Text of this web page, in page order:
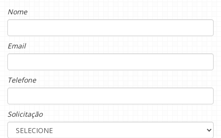
Nome
Email
Telefone
Solicitação